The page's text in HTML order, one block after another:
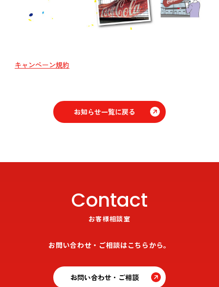
キャンペーン規約
お知らせ一覧に戻る
Contact
お客様相談室
お問い合わせ・ご相談はこちらから。
お問い合わせ・ご相談